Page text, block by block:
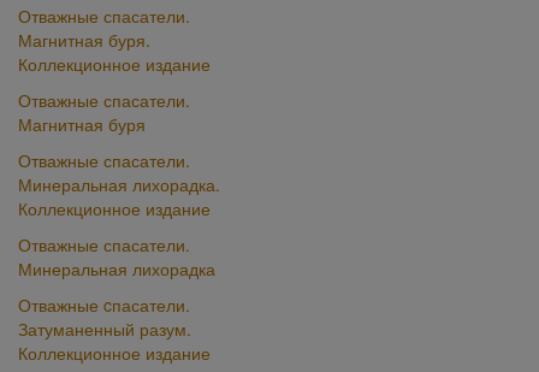
Отважные спасатели.
Магнитная буря.
Коллекционное издание
Отважные спасатели.
Магнитная буря
Отважные спасатели.
Минеральная лихорадка.
Коллекционное издание
Отважные спасатели.
Минеральная лихорадка
Отважные cпасатели.
Затуманенный разум.
Коллекционное издание